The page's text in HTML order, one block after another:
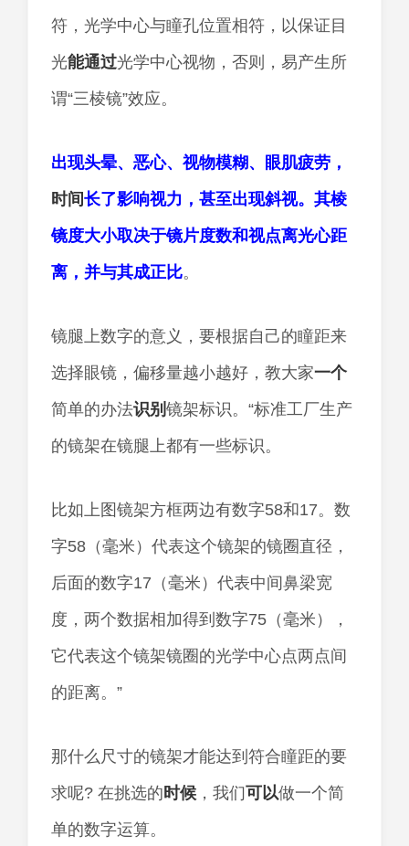
符，光学中心与瞳孔位置相符，以保证目
光能通过光学中心视物，否则，易产生所
谓“三棱镜”效应。
出现头晕、恶心、视物模糊、眼肌疲劳，
时间长了影响视力，甚至出现斜视。其棱
镜度大小取决于镜片度数和视点离光心距
离，并与其成正比。
镜腿上数字的意义，要根据自己的瞳距来
选择眼镜，偏移量越小越好，教大家一个
简单的办法识别 镜架标识。“标准工厂生产
的镜架在镜腿上都有一些标识。
比如上图镜架方框两边有数字58和17。数
字58（毫米）代表这个镜架的镜圈直径，
后面的数字17（毫米）代表中间鼻梁宽
度，两个数据相加得到数字75（毫米），
它代表这个镜架镜圈的光学中心点两点间
的距离。”
那什么尺寸的镜架才能达到符合瞳距的要
求呢? 在挑选的时候 ，我们可以做一个简
单的数字运算。